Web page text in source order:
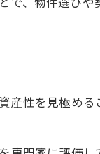
性を見極め